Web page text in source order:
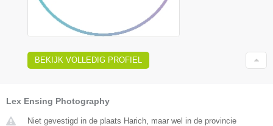
BEKIJK VOLLEDIG PROFIEL
Lex Ensing Photography
Niet gevestigd in de plaats Harich, maar wel in de provincie